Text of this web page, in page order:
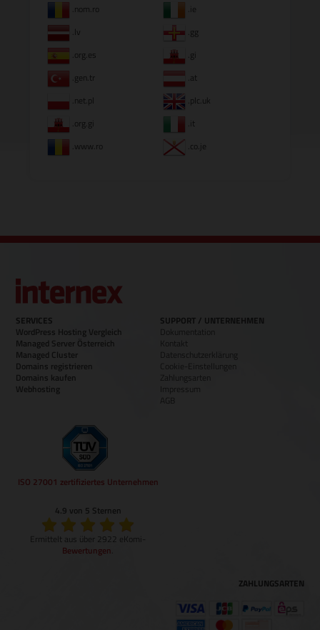
.nom.ro
.ie
.lv
.gg
.org.es
.gi
.gen.tr
.at
.net.pl
.plc.uk
.org.gi
.it
.www.ro
.co.je
SERVICES
WordPress Hosting Vergleich
Managed Server Österreich
Managed Cluster
Domains registrieren
Domains kaufen
Webhosting
SUPPORT / UNTERNEHMEN
Dokumentation
Kontakt
Datenschutzerklärung
Cookie-Einstellungen
Zahlungsarten
Impressum
AGB
ISO 27001 zertifiziertes Unternehmen
4.9 von 5 Sternen
Ermittelt aus über 2922 eKomi-
Bewertungen
ZAHLUNGSARTEN